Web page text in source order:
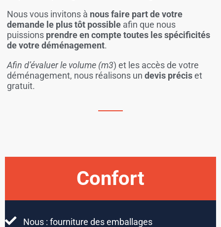
Nous vous invitons à nous faire part de votre
demande le plus tôt possible afin que nous
puissions prendre en compte toutes les spécificités
de votre déménagement.
Afin d’évaluer le volume (m3) et les accès de votre
déménagement, nous réalisons un devis préciset
gratuit.
Confort
Nous : fourniture des emballages